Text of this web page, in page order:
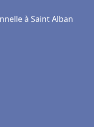
à Saint Alban